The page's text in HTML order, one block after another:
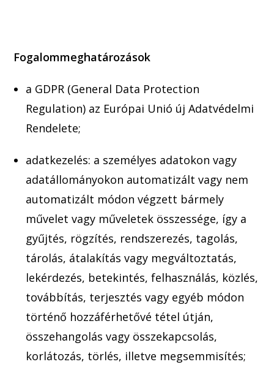
Fogalommeghatározások
a GDPR (General Data Protection
Regulation) az Európai Unió új Adatvédelmi
Rendelete;
adatkezelés: a személyes adatokon vagy
adatállományokon automatizált vagy nem
automatizált módon végzett bármely
művelet vagy műveletek összessége, így a
gyűjtés, rögzítés, rendszerezés, tagolás,
tárolás, átalakítás vagy megváltoztatás,
lekérdezés, betekintés, felhasználás, közlés,
továbbítás, terjesztés vagy egyéb módon
történő hozzáférhetővé tétel útján,
összehangolás vagy összekapcsolás,
korlátozás, törlés, illetve megsemmisítés;